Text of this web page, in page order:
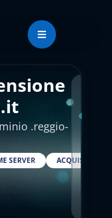
.reggio-
SERVER ACQUISTARE